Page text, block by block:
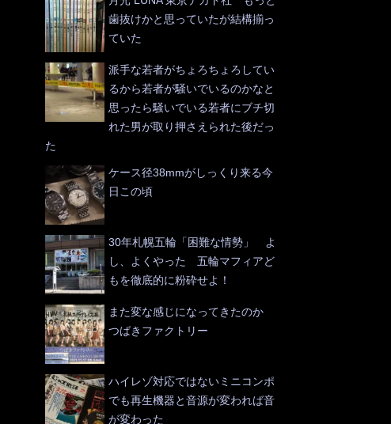
歯抜けかと思っていたが結構揃っ
ていた
派手な若者がちょろちょろしてい
るから若者が騒いでいるのかなと
思ったら騒いでいる若者にブチ切
れた男が取り押さえられた後だっ
た
ケース径38mmがしっくり来る今
日この頃
30年札幌五輪「困難な情勢」 よ
し、よくやった 五輪マフィアど
もを徹底的に粉砕せよ！
また変な感じになってきたのか
つばきファクトリー
ハイレゾ対応ではないミニコンポ
でも再生機器と音源が変われば音
が変わった